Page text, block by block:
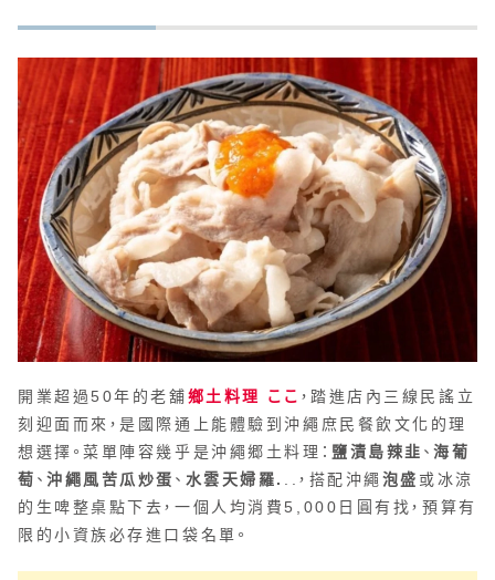
開業超過50年的老舖鄉土料理 ここ ，踏進店內三線民謠立
刻迎面而來，是國際通上能體驗到沖繩庶民餐飲文化的理
想選擇。菜單陣容幾乎是沖繩郷土料理： 鹽漬島辣韭 、海葡
萄 、沖繩風苦瓜炒蛋 、 水雲天婦羅. ..，搭配沖繩 泡盛 或冰涼
的生啤整桌點下去，一個人均消費5,000日圓有找，預算有
限的小資族必存進口袋名單。